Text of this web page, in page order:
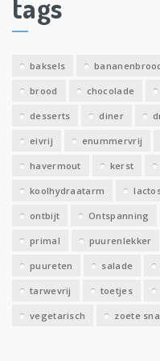
e
v
tags
baksels
brood chocolade
desserts diner
eivrij enummervrij
havermout kerst
koolhydraatarm
ontbijt Ontspanning
primal puurenlekker
puureten salade
tarwevrij toetjes
vegetarisch zoete